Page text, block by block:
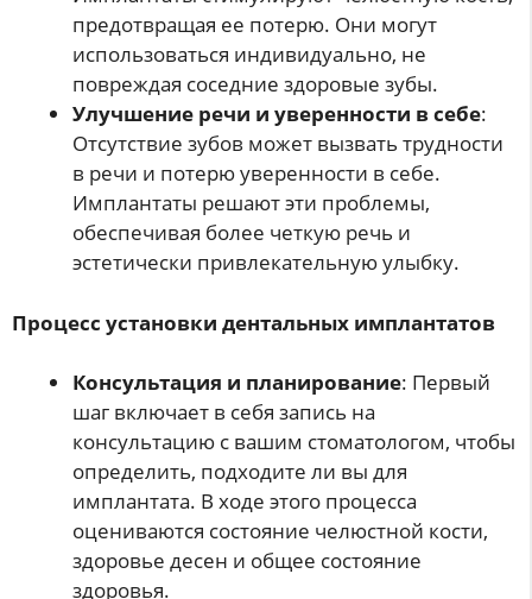
предотвращая ее потерю. Они могут
использоваться индивидуально, не
повреждая соседние здоровые зубы.
Улучшение речи и уверенности в себе:
Отсутствие зубов может вызвать трудности
в речи и потерю уверенности в себе.
Имплантаты решают эти проблемы,
обеспечивая более четкую речь и
эстетически привлекательную улыбку.
Процесс установки дентальных имплантатов
Консультация и планирование: Первый
шаг включает в себя запись на
консультацию с вашим стоматологом, чтобы
определить, подходите ли вы для
имплантата. В ходе этого процесса
оцениваются состояние челюстной кости,
здоровье десен и общее состояние
здоровья.